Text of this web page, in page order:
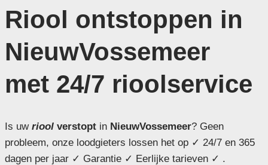
Riool ontstoppen in
NieuwVossemeer
met 24/7 rioolservice
Is uw rioolverstoptin NieuwVossemeer? Geen
probleem, onze loodgieters lossen het op ✓ 24/7 en 365
dagen per jaar ✓ Garantie ✓ Eerlijke tarieven ✓ .